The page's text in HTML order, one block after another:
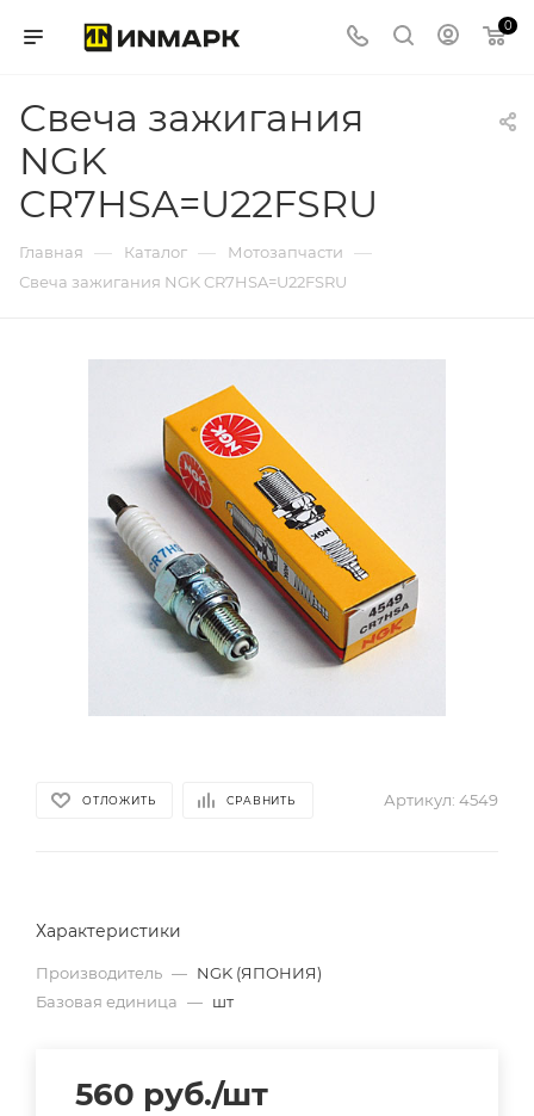
0
Свеча зажигания
NGK
CR7HSA=U22FSRU
Главная — Каталог — Мотозапчасти —
Свеча зажигания NGK CR7HSA=U22FSRU
ОТЛОЖИТЬ СРАВНИТЬ Артикул: 4549
Характеристики
Производитель — NGK (ЯПОНИЯ)
Базовая единица — шт
560 руб./шт